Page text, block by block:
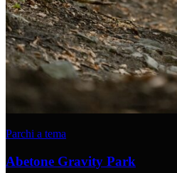
Parchi a tema
Abetone Gravity Park